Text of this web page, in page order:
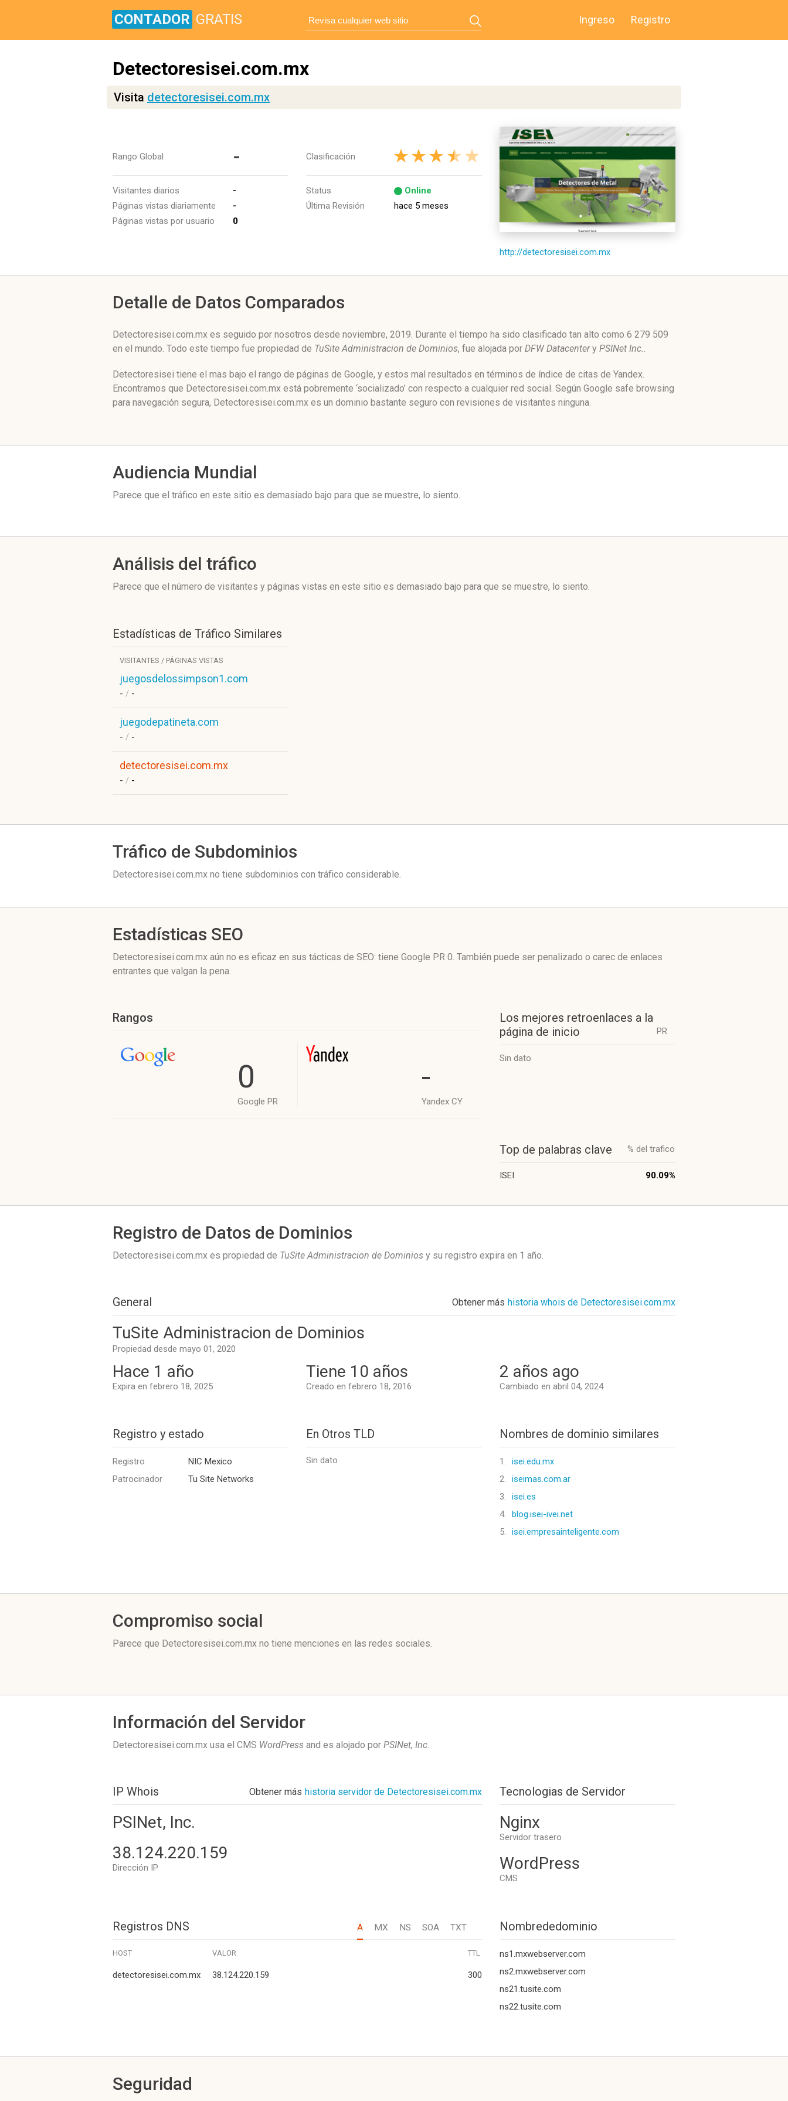
CONTADOR GRATIS Ingreso Registro
Detectoresisei.com.mx
Visita detectoresisei.com.mx
Rango Global -
Visitantes diarios
-
Páginas vistas diariamente
-
Páginas vistas por usuario
0
Clasificación
Status
Online
Última Revisión
hace 5 meses
http://detectoresisei.com.mx
Detalle de Datos Comparados
Detectoresisei.com.mx es seguido por nosotros desde noviembre, 2019. Durante el tiempo ha sido clasificado tan alto como 6 279 509
en el mundo. Todo este tiempo fue propiedad de TuSite Administracion de Dominios, fue alojada por DFW Datacentery PSINet Inc..
Detectoresisei tiene el mas bajo el rango de páginas de Google, y estos mal resultados en términos de índice de citas de Yandex.
Encontramos que Detectoresisei.com.mx está pobremente ‘socializado’ con respecto a cualquier red social. Según Google safe browsing
para navegación segura, Detectoresisei.com.mx es un dominio bastante seguro con revisiones de visitantes ninguna.
Audiencia Mundial
Parece que el tráfico en este sitio es demasiado bajo para que se muestre, lo siento.
Análisis del tráfico
Parece que el número de visitantes y páginas vistas en este sitio es demasiado bajo para que se muestre, lo siento.
Estadísticas de Tráfico Similares
VISITANTES / PÁGINAS VISTAS
juegosdelossimpson1.com
- / -
juegodepatineta.com
- / -
detectoresisei.com.mx
- / -
Tráfico de Subdominios
Detectoresisei.com.mx no tiene subdominios con tráfico considerable.
Estadísticas SEO
Detectoresisei.com.mx aún no es eficaz en sus tácticas de SEO: tiene Google PR 0. También puede ser penalizado o carec de enlaces
entrantes que valgan la pena.
Rangos
0
Google PR
-
Yandex CY
Los mejores retroenlaces a la
página de inicio
PR
Sin dato
Top de palabras clave % del trafico
ISEI 90.09%
Registro de Datos de Dominios
Detectoresisei.com.mx es propiedad de TuSite Administracion de Dominios y su registro expira en 1 año.
General Obtener más historia whois de Detectoresisei.com.mx
TuSite Administracion de Dominios
Propiedad desde mayo 01, 2020
Hace 1 año
Expira en febrero 18, 2025
Tiene 10 años
Creado en febrero 18, 2016
2 años ago
Cambiado en abril 04, 2024
Registro y estado
Registro
NIC Mexico
Patrocinador
Tu Site Networks
En Otros TLD
Sin dato
Nombres de dominio similares
1.
isei.edu.mx
2.
iseimas.com.ar
3.
isei.es
4.
blog.isei-ivei.net
5.
isei.empresainteligente.com
Compromiso social
Parece que Detectoresisei.com.mx no tiene menciones en las redes sociales.
Información del Servidor
Detectoresisei.com.mx usa el CMS WordPress and es alojado por PSINet, Inc.
IP Whois Obtener más historia servidor de Detectoresisei.com.mx
PSINet, Inc.
38.124.220.159
Dirección IP
Tecnologias de Servidor
Nginx
Servidor trasero
WordPress
CMS
Registros DNS A MX NS SOA TXT Nombrededominio
ns1.mxwebserver.com
ns2.mxwebserver.com
ns21.tusite.com
ns22.tusite.com
HOST VALOR TTL
detectoresisei.com.mx 38.124.220.159 300
Seguridad